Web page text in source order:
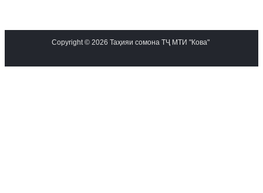
Copyright © 2026 Таҳияи сомона ТҶ МТИ "Кова"